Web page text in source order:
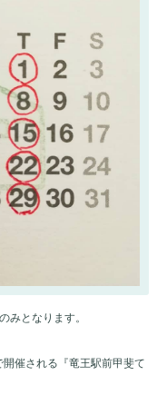
みとなります。
催される『竜王駅前甲斐て